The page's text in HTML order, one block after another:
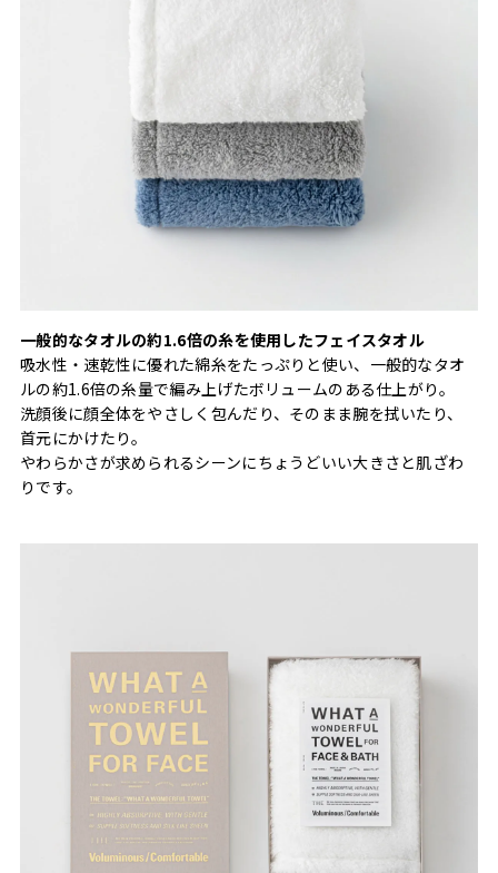
一般的なタオルの約1.6倍の糸を使用したフェイスタオル
吸水性・速乾性に優れた綿糸をたっぷりと使い、一般的なタオ
ルの約1.6倍の糸量で編み上げたボリュームのある仕上がり。
洗顔後に顔全体をやさしく包んだり、そのまま腕を拭いたり、
首元にかけたり。
やわらかさが求められるシーンにちょうどいい大きさと肌ざわ
りです。